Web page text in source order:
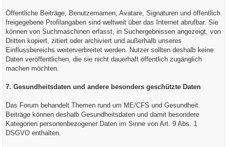
Öffentliche Beiträge, Benutzernamen, Avatare, Signaturen und öffentlich
freigegebene Profilangaben sind weltweit über das Internet abrufbar. Sie
können von Suchmaschinen erfasst, in Suchergebnissen angezeigt, von
Dritten kopiert, zitiert oder archiviert und außerhalb unseres
Einflussbereichs weiterverbreitet werden. Nutzer sollten deshalb keine
Daten veröffentlichen, die sie nicht dauerhaft öffentlich zugänglich
machen möchten.
7. Gesundheitsdaten und andere besonders geschützte Daten
Das Forum behandelt Themen rund um ME/CFS und Gesundheit.
Beiträge können deshalb Gesundheitsdaten und damit besondere
Kategorien personenbezogener Daten im Sinne von Art. 9 Abs. 1
DSGVO enthalten.